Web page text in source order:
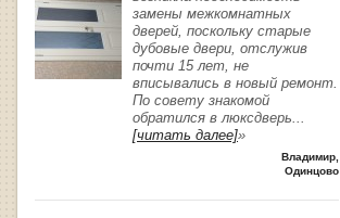
замены межкомнатных
дверей, поскольку старые
дубовые двери, отслужив
почти 15 лет, не
вписывались в новый ремонт.
По совету знакомой
обратился в люксдверь...
[читать далее]»
Владимир,
Одинцово